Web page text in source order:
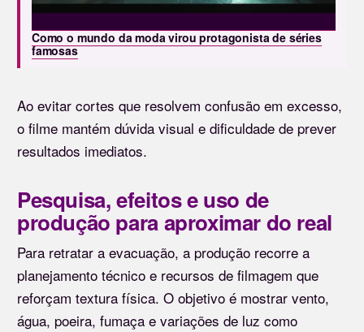
Como o mundo da moda virou protagonista de séries
famosas
Ao evitar cortes que resolvem confusão em excesso,
o filme mantém dúvida visual e dificuldade de prever
resultados imediatos.
Pesquisa, efeitos e uso de
produção para aproximar do real
Para retratar a evacuação, a produção recorre a
planejamento técnico e recursos de filmagem que
reforçam textura física. O objetivo é mostrar vento,
água, poeira, fumaça e variações de luz como